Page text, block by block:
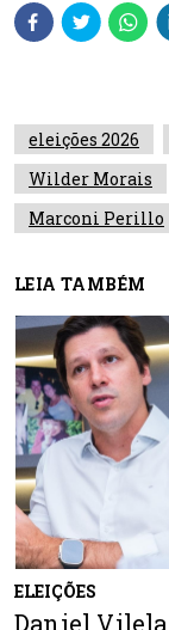
eleições 2026
Wilder Morais
Marconi Perillo
LEIA TAMBÉM
ELEIÇÕES
Daniel